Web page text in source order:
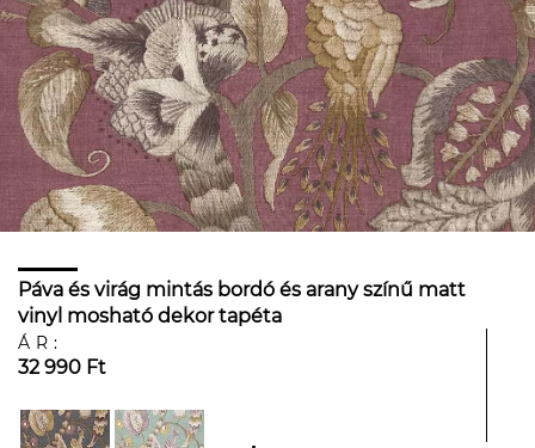
Páva és virág mintás bordó és arany színű matt
vinyl mosható dekor tapéta
ÁR:
32 990 Ft